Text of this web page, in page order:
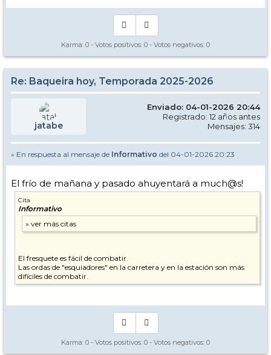
Karma: 0 - Votos positivos: 0 - Votos negativos: 0
Re: Baqueira hoy, Temporada 2025-2026
jatabe
Enviado: 04-01-2026 20:44
Registrado: 12 años antes
Mensajes: 314
» En respuesta al mensaje de Informativo del 04-01-2026 20:23
El frío de mañana y pasado ahuyentará a much@s!
Cita
Informativo
El fresquete es fácil de combatir.
Las ordas de "esquiadores" en la carretera y en la estación son más
difíciles de combatir.
Karma: 0 - Votos positivos: 0 - Votos negativos: 0